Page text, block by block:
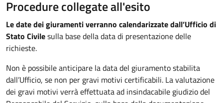
Procedure collegate all'esito
Le date dei giuramenti verranno calendarizzate dall’Ufficio di
Stato Civilesulla base della data di presentazione delle
richieste.
Non è possibile anticipare la data del giuramento stabilita
dall’Ufficio, se non per gravi motivi certificabili. La valutazione
dei gravi motivi verrà effettuata ad insindacabile giudizio del